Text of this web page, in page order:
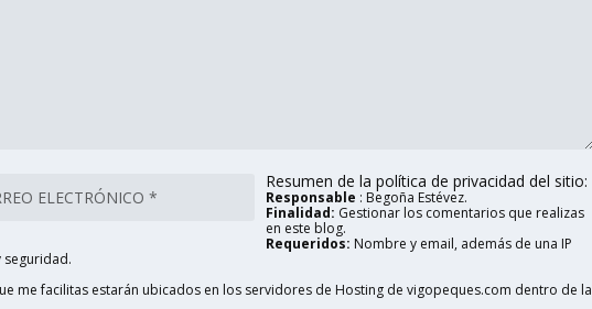
Resumen de la política de privacidad del sitio:
Responsable : Begoña Estévez.
Finalidad: Gestionar los comentarios que realizas
en este blog.
Requeridos: Nombre y email, además de una IP
seguridad.
me facilitas estarán ubicados en los servidores de Hosting de vigopeques.com dentro de la